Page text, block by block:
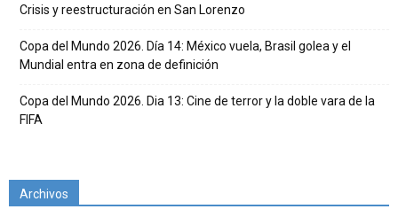
Crisis y reestructuración en San Lorenzo
Copa del Mundo 2026. Día 14: México vuela, Brasil golea y el
Mundial entra en zona de definición
Copa del Mundo 2026. Dia 13: Cine de terror y la doble vara de la
FIFA
Archivos